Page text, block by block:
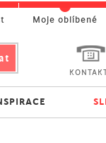
Moje oblíbené